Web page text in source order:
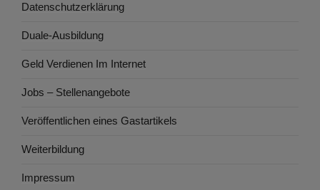
Datenschutzerklärung
Duale-Ausbildung
Geld Verdienen Im Internet
Jobs – Stellenangebote
Veröffentlichen eines Gastartikels
Weiterbildung
Impressum